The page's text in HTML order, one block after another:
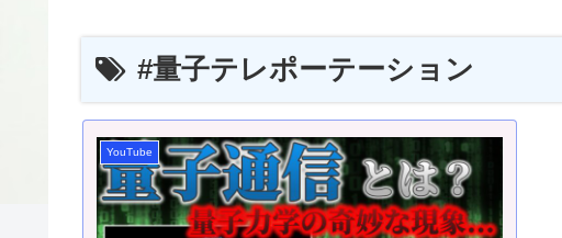
#量子テレポーテーション
YouTube